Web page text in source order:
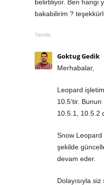
belirtiliyor. Ben hangi
bakabilirim ?
Yanıtla
Goktug Gedik
Merhabalar,
Leopard
10.5’tir.
10.5.1, 10.5.2
Snow Leopard
şekilde
devam eder.
Dolayısıyla